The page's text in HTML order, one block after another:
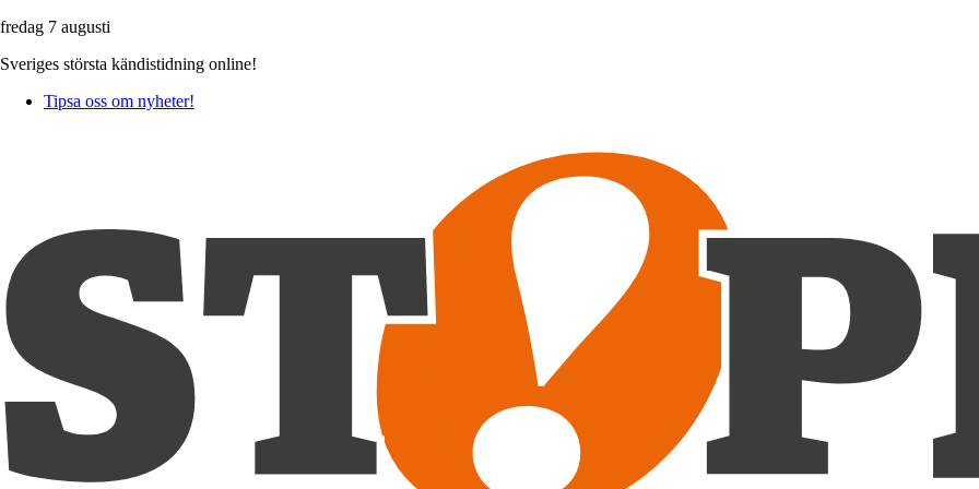
fredag 7 augusti
Sveriges största kändistidning online!
Tipsa oss om nyheter!